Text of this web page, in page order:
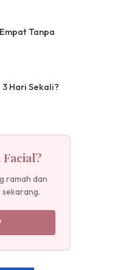
Tanpa
Hari Sekali?
ramah dan
sekarang.